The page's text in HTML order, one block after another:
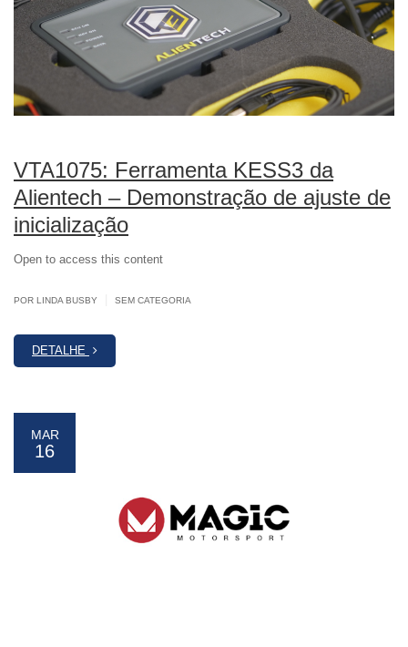
VTA1075: Ferramenta KESS3 da
Alientech – Demonstração de ajuste de
inicialização
Open to access this content
POR LINDA BUSBY SEM CATEGORIA
DETALHE
MAR
16